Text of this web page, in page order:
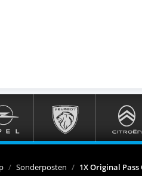
Sonderposten 1X Original Pass